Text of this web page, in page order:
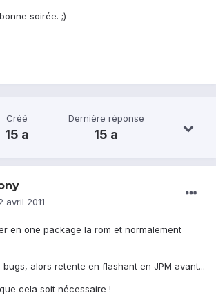
soirée. ;)
Créé
15 a
Dernière réponse
15 a
avril 2011
en one package la rom et normalement
alors retente en flashant en JPM avant...
cela soit nécessaire !